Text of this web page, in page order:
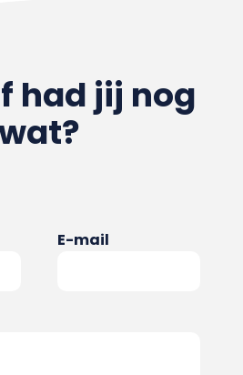
had jij nog
E-mail